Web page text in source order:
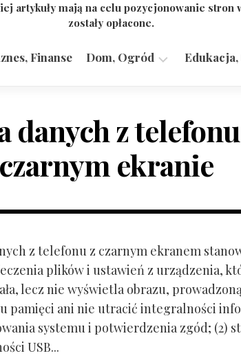
artykuły mają na celu pozycjonowanie
zostały opłacone.
Finanse Dom, Ogród
danych z telefonu
ekranie
z telefonu z czarnym ekranem
plików i ustawień z urządzenia,
lecz nie wyświetla obrazu,
pamięci ani nie utracić integralności
systemu i potwierdzenia zgód; (2)
USB...